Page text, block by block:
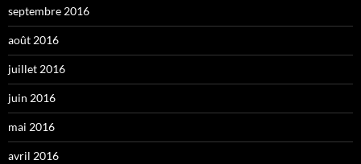
septembre 2016
août 2016
juillet 2016
juin 2016
mai 2016
avril 2016